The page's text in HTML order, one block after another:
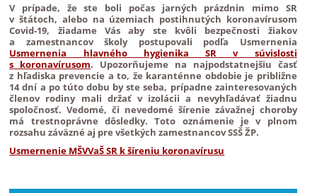
V prípade, že ste boli počas jarných prázdnin mimo SR
v štátoch, alebo na územiach postihnutých koronavírusom
Covid-19, žiadame Vás aby ste kvôli bezpečnosti žiakov
a zamestnancov školy postupovali podľa Usmernenia
Usmernenia hlavného hygienika SR v súvislosti
s koronavírusom. Upozorňujeme na najpodstatnejšiu časť
z hľadiska prevencie a to, že karanténne obdobie je približne
14 dní a po túto dobu by ste seba, prípadne zainteresovaných
členov rodiny mali držať v izolácii a nevyhľadávať žiadnu
spoločnosť. Vedomé, či nevedomé šírenie závažnej choroby
má trestnoprávne dôsledky. Toto oznámenie je v plnom
rozsahu záväzné aj pre všetkých zamestnancov SSŠ ŽP.
Usmernenie MŠVVaŠ SR k šíreniu koronavírusu